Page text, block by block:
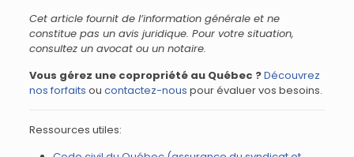
Cet article fournit de l’information générale et ne
constitue pas un avis juridique. Pour votre situation,
consultez un avocat ou un notaire.
Vous gérez une copropriété au Québec ?Découvrez
nos forfaits ou contactez-nous pour évaluer vos besoins.
Ressources utiles: